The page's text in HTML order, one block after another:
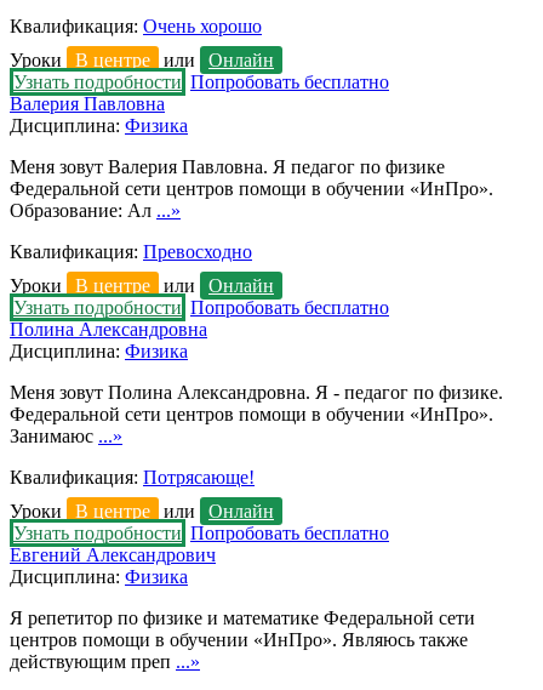
Квалификация: Очень хорошо
Уроки
В центре или
Онлайн
Узнать подробности Попробовать бесплатно
Валерия Павловна
Дисциплина: Физика
Меня зовут Валерия Павловна. Я педагог по физике
Федеральной сети центров помощи в обучении «ИнПро».
Образование: Ал ...»
Квалификация: Превосходно
Уроки
В центре или
Онлайн
Узнать подробности Попробовать бесплатно
Полина Александровна
Дисциплина: Физика
Меня зовут Полина Александровна. Я - педагог по физике.
Федеральной сети центров помощи в обучении «ИнПро».
Занимаюс ...»
Квалификация: Потрясающе!
Уроки
В центре или
Онлайн
Узнать подробности Попробовать бесплатно
Евгений Александрович
Дисциплина: Физика
Я репетитор по физике и математике Федеральной сети
центров помощи в обучении «ИнПро». Являюсь также
действующим преп ...»